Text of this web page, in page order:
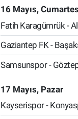
16 Mayıs,
Fatih Karagümrük -
Gaziantep FK -
Samsunspor -
17 Mayıs, Pazar
Kayserispor -